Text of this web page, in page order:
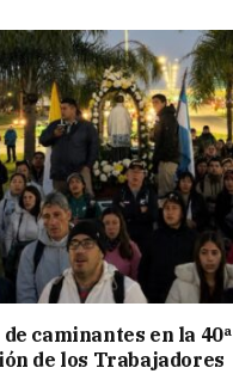
caminantes en la 40ª
de los Trabajadores